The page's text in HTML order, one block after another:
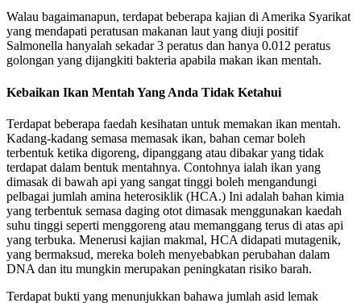
Walau bagaimanapun, terdapat beberapa kajian di Amerika Syarikat
yang mendapati peratusan makanan laut yang diuji positif
Salmonella hanyalah sekadar 3 peratus dan hanya 0.012 peratus
golongan yang dijangkiti bakteria apabila makan ikan mentah.
Kebaikan Ikan Mentah Yang Anda Tidak Ketahui
Terdapat beberapa faedah kesihatan untuk memakan ikan mentah.
Kadang-kadang semasa memasak ikan, bahan cemar boleh
terbentuk ketika digoreng, dipanggang atau dibakar yang tidak
terdapat dalam bentuk mentahnya. Contohnya ialah ikan yang
dimasak di bawah api yang sangat tinggi boleh mengandungi
pelbagai jumlah amina heterosiklik (HCA.) Ini adalah bahan kimia
yang terbentuk semasa daging otot dimasak menggunakan kaedah
suhu tinggi seperti menggoreng atau memanggang terus di atas api
yang terbuka. Menerusi kajian makmal, HCA didapati mutagenik,
yang bermaksud, mereka boleh menyebabkan perubahan dalam
DNA dan itu mungkin merupakan peningkatan risiko barah.
Terdapat bukti yang menunjukkan bahawa jumlah asid lemak